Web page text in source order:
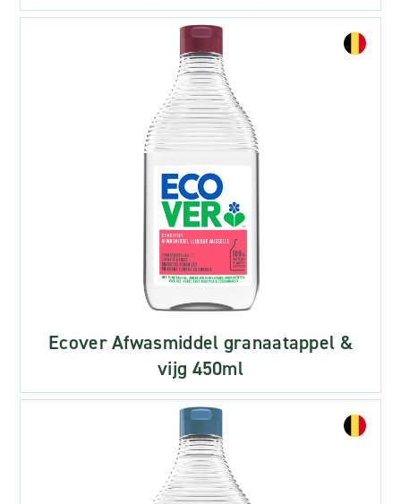
Ecover Afwasmiddel granaatappel &
vijg 450ml